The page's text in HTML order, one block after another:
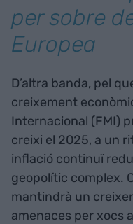
per sobre
Europea
D’altra banda, pel
creixement
Internacional (FMI)
creixi el 2025, a un
inflació continuï
geopolític complex.
mantindrà un
amenaces per xocs